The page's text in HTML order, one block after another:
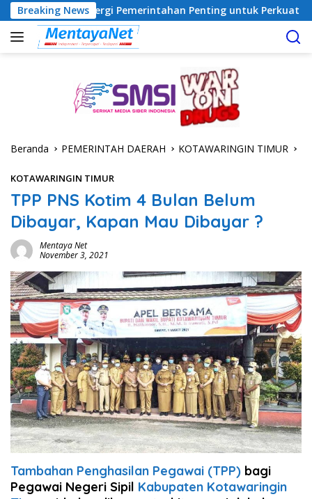
Langsung
ke
konten
Breaking News
Sinergi Pemerintahan Penting untuk Perkuat Pembangunan
Beranda PEMERINTAH DAERAH KOTAWARINGIN TIMUR
KOTAWARINGIN TIMUR
TPP PNS Kotim 4 Bulan Belum
Dibayar, Kapan Mau Dibayar ?
Mentaya Net
November 3, 2021
Tambahan Penghasilan Pegawai (TPP) bagi
Pegawai Negeri Sipil Kabupaten Kotawaringin